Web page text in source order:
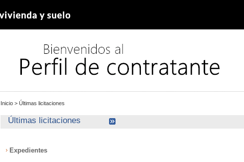
Inicio > Últimas licitaciones
Últimas licitaciones
Expedientes